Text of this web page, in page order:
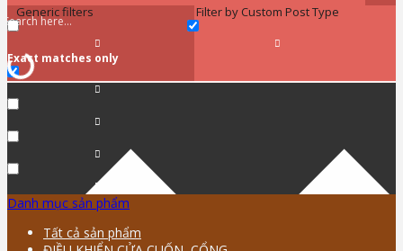
Generic filters
Exact matches only
Filter by Custom Post Type
Danh mục sản phẩm
Tất cả sản phẩm